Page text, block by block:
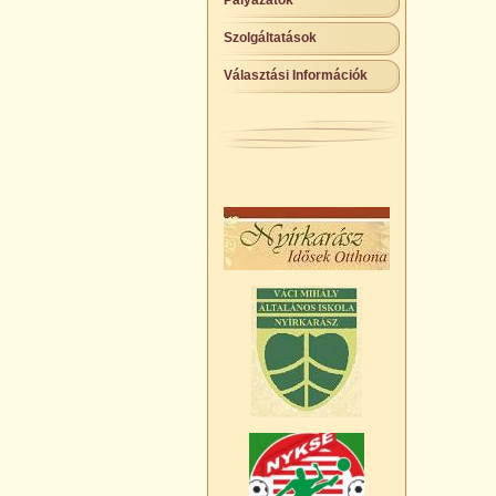
Szolgáltatások
Választási Információk